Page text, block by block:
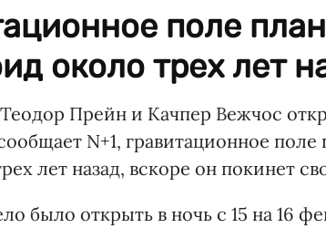
поле
около трех лет
Прейн и Качпер Вежчос
N+1, гравитационное поле
лет назад, вскоре он покинет
было открыть в ночь с 15 на 16